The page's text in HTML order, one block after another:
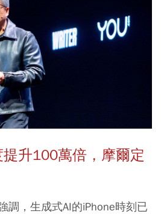
升100萬倍，摩爾定
調，生成式AI的iPhone時刻已